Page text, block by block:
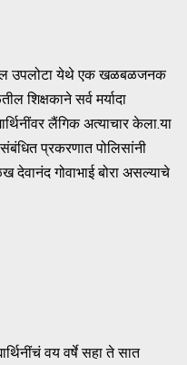
उपलोटा येथे एक खळबळजनक
शिक्षकाने सर्व मर्यादा
लैंगिक अत्याचार केला.या
प्रकरणात पोलिसांनी
गोवाभाई बोरा असल्याचे
वय वर्षे सहा ते सात